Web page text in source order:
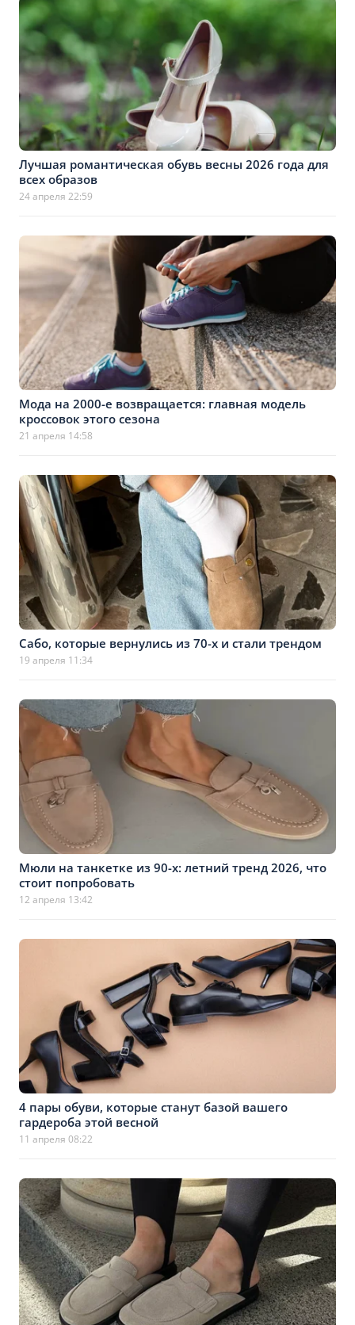
Лучшая романтическая обувь весны 2026 года для
всех образов
24 апреля 22:59
Мода на 2000-е возвращается: главная модель
кроссовок этого сезона
21 апреля 14:58
Сабо, которые вернулись из 70-х и стали трендом
19 апреля 11:34
Мюли на танкетке из 90-х: летний тренд 2026, что
стоит попробовать
12 апреля 13:42
4 пары обуви, которые станут базой вашего
гардероба этой весной
11 апреля 08:22